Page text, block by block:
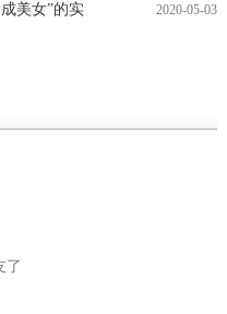
美女”的实 2020-05-03
了